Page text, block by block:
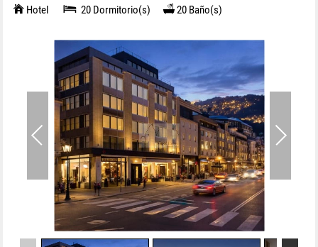
Hotel 20 Dormitorio(s) 20 Baño(s)